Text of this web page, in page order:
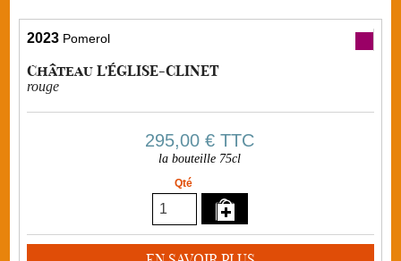
2023 Pomerol
Château L'ÉGLISE-CLINET
rouge
295,00 € TTC
la bouteille 75cl
Qté